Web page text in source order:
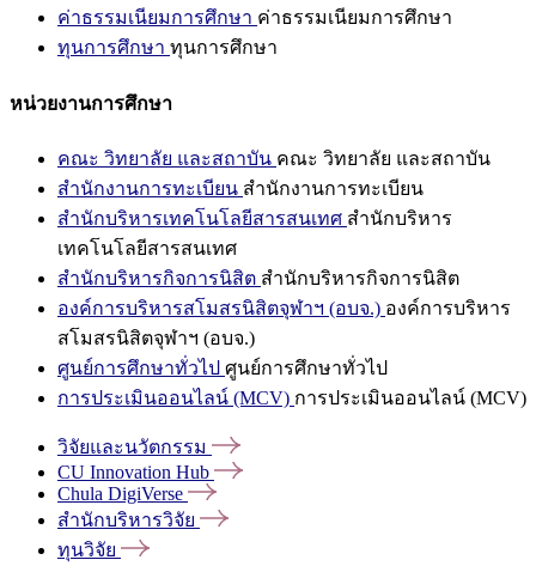
ค่าธรรมเนียมการศึกษา ค่าธรรมเนียมการศึกษา
ทุนการศึกษา ทุนการศึกษา
หน่วยงานการศึกษา
คณะ วิทยาลัย และสถาบัน คณะ วิทยาลัย และสถาบัน
สำนักงานการทะเบียน สำนักงานการทะเบียน
สำนักบริหารเทคโนโลยีสารสนเทศ สำนักบริหาร
เทคโนโลยีสารสนเทศ
สำนักบริหารกิจการนิสิต สำนักบริหารกิจการนิสิต
องค์การบริหารสโมสรนิสิตจุฬาฯ (อบจ.) องค์การบริหาร
สโมสรนิสิตจุฬาฯ (อบจ.)
ศูนย์การศึกษาทั่วไป ศูนย์การศึกษาทั่วไป
การประเมินออนไลน์ (MCV) การประเมินออนไลน์ (MCV)
วิจัยและนวัตกรรม
CU Innovation Hub
Chula DigiVerse
สำนักบริหารวิจัย
ทุนวิจัย